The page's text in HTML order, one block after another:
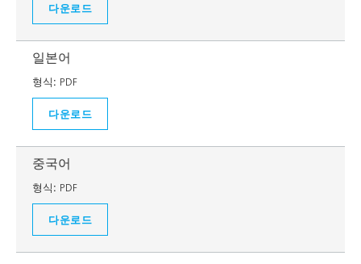
다운로드
일본어
형식: PDF
다운로드
중국어
형식: PDF
다운로드